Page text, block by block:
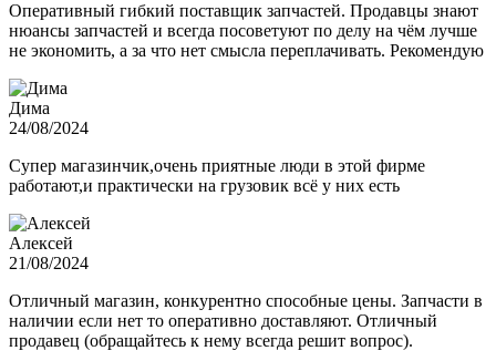
Оперативный гибкий поставщик запчастей. Продавцы знают
нюансы запчастей и всегда посоветуют по делу на чём лучше
не экономить, а за что нет смысла переплачивать. Рекомендую
Дима
24/08/2024
Супер магазинчик,очень приятные люди в этой фирме
работают,и практически на грузовик всё у них есть
Алексей
21/08/2024
Отличный магазин, конкурентно способные цены. Запчасти в
наличии если нет то оперативно доставляют. Отличный
продавец (обращайтесь к нему всегда решит вопрос).